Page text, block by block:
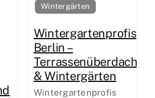
Wintergärten
Wintergartenprofis
Berlin –
& Wintergärten
Wintergartenprofis